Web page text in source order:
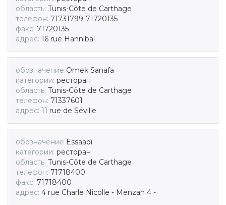
область: Tunis-Côte de Carthage
телефон: 71731799-71720135
факс: 71720135
адрес: 16 rue Hannibal
обозначение Omek Sanafa
категории: ресторан
область: Tunis-Côte de Carthage
телефон: 71337601
адрес: 11 rue de Séville
обозначение Essaadi
категории: ресторан
область: Tunis-Côte de Carthage
телефон: 71718400
факс: 71718400
адрес: 4 rue Charle Nicolle - Menzah 4 -